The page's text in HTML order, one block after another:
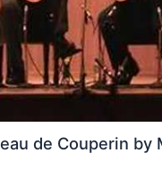
de Couperin by